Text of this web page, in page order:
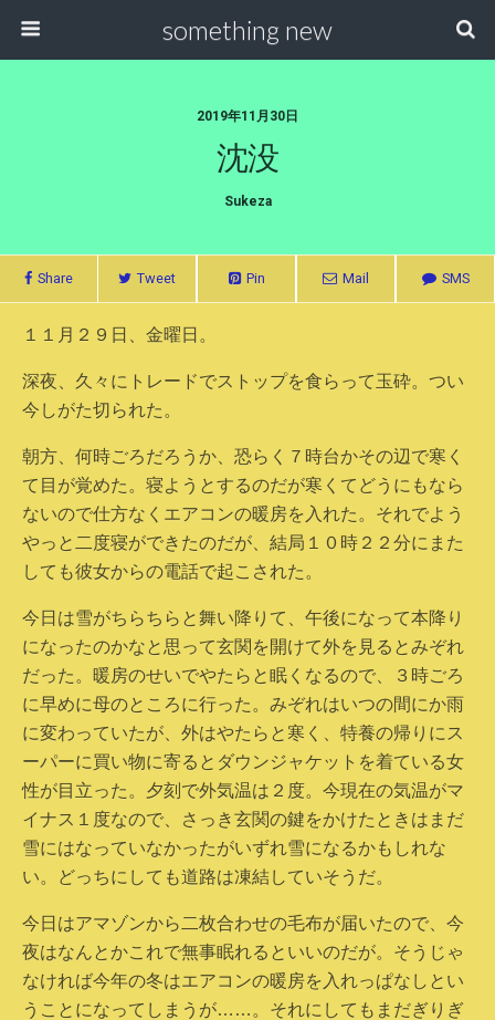
something new
2019年11月30日
沈没
Sukeza
Share Tweet Pin Mail SMS
１１月２９日、金曜日。
深夜、久々にトレードでストップを食らって玉砕。つい
今しがた切られた。
朝方、何時ごろだろうか、恐らく７時台かその辺で寒く
て目が覚めた。寝ようとするのだが寒くてどうにもなら
ないので仕方なくエアコンの暖房を入れた。それでよう
やっと二度寝ができたのだが、結局１０時２２分にまた
しても彼女からの電話で起こされた。
今日は雪がちらちらと舞い降りて、午後になって本降り
になったのかなと思って玄関を開けて外を見るとみぞれ
だった。暖房のせいでやたらと眠くなるので、３時ごろ
に早めに母のところに行った。みぞれはいつの間にか雨
に変わっていたが、外はやたらと寒く、特養の帰りにス
ーパーに買い物に寄るとダウンジャケットを着ている女
性が目立った。夕刻で外気温は２度。今現在の気温がマ
イナス１度なので、さっき玄関の鍵をかけたときはまだ
雪にはなっていなかったがいずれ雪になるかもしれな
い。どっちにしても道路は凍結していそうだ。
今日はアマゾンから二枚合わせの毛布が届いたので、今
夜はなんとかこれで無事眠れるといいのだが。そうじゃ
なければ今年の冬はエアコンの暖房を入れっぱなしとい
うことになってしまうが……。それにしてもまだぎりぎ